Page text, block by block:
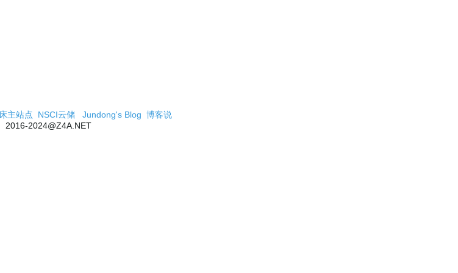
主站点 NSCI云储 Jundong's Blog 博客说
2016-2024@Z4A.NET